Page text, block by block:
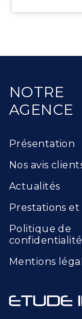
NOTRE
AGENCE
Présentation
Nos avis
Actualités
Prestations et
Politique de
confidentialité
Mentions